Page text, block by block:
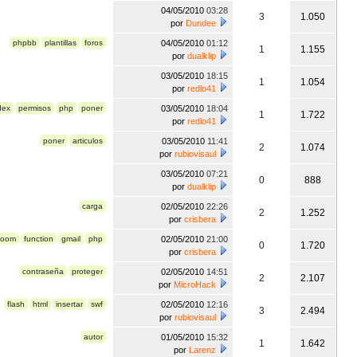
04/05/2010 03:28
por Dundee
3 1.050
phpbb plantillas foros 04/05/2010 01:12
por dualklip
1 1.155
03/05/2010 18:15
por redlo41
1 1.054
permisos php poner 03/05/2010 18:04
por redlo41
1 1.722
poner articulos 03/05/2010 11:41
por rubiovisaul
2 1.074
03/05/2010 07:21
por dualklip
0 888
carga 02/05/2010 22:26
por crisbera
2 1.252
function gmail php 02/05/2010 21:00
por crisbera
0 1.720
contraseña proteger 02/05/2010 14:51
por MicroHack
2 2.107
flash html insertar swf 02/05/2010 12:16
por rubiovisaul
3 2.494
autor 01/05/2010 15:32
por Larenz
1 1.642